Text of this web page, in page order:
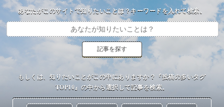
あなたがこのサイトで知りたいことは？キーワードを入れて検索。
もしくは、知りたいことがこの中にありますか？『投稿の多いタグ
TOP10』の中から選択して記事を検索。